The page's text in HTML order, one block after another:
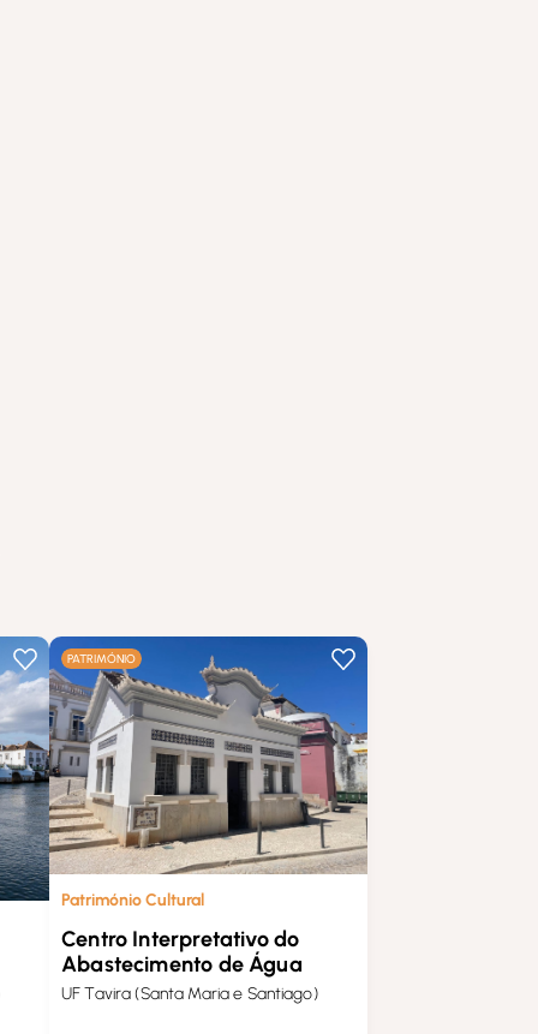
PATRIMÓNIO
Património Cultural
Centro Interpretativo do
Abastecimento de Água
UF Tavira (Santa Maria e Santiago)